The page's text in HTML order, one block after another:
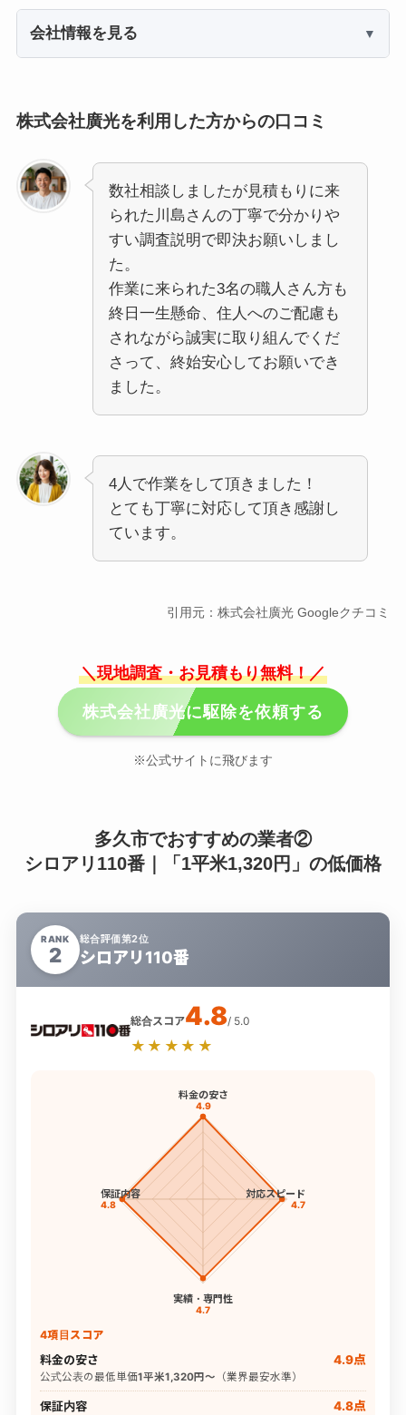
会社情報を見る
株式会社廣光を利用した方からの口コミ
数社相談しましたが見積もりに来
られた川島さんの丁寧で分かりや
すい調査説明で即決お願いしまし
た。
作業に来られた3名の職人さん方も
終日一生懸命、住人へのご配慮も
されながら誠実に取り組んでくだ
さって、終始安心してお願いでき
ました。
4人で作業をして頂きました！
とても丁寧に対応して頂き感謝し
ています。
引用元：株式会社廣光 Googleクチコミ
＼現地調査・お見積もり無料！／
株式会社廣光に駆除を依頼する
※公式サイトに飛びます
多久市でおすすめの業者②
シロアリ110番｜「1平米1,320円」の低価格
RANK
2
総合評価第2位
シロアリ110番
総合スコア4.8/ 5.0
★★★★★
料金の安さ
4.9
対応スピード
4.7
実績・専門性
4.7
保証内容
4.8
4項目スコア
料金の安さ 4.9点
公式公表の最低単価1平米1,320円〜 （業界最安水準）
保証内容 4.8点